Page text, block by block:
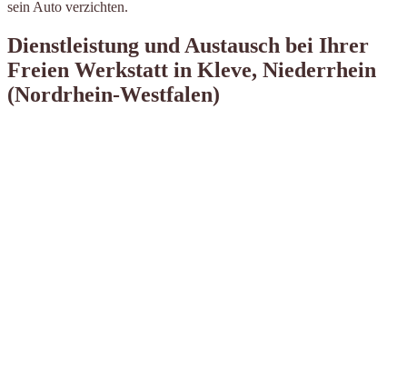
sein Auto verzichten.
Dienstleistung und Austausch bei Ihrer
Freien Werkstatt in Kleve, Niederrhein
(Nordrhein-Westfalen)